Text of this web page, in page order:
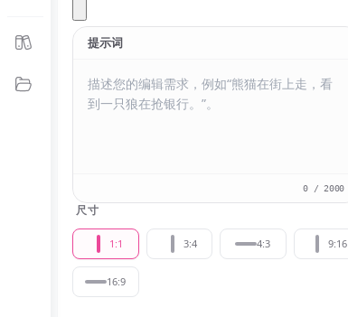
免费涂色页
我的作品
提示词
0/ 2000
尺寸
1:1 3:4 4:3 9:16
16:9